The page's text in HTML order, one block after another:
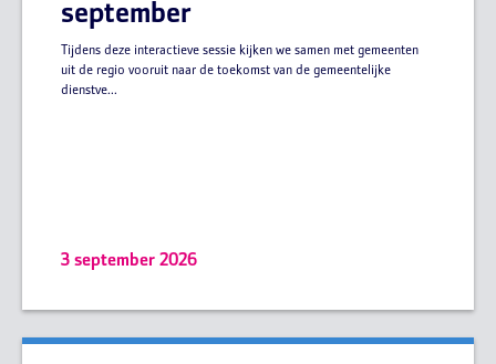
september
Tijdens deze interactieve sessie kijken we samen met gemeenten
uit de regio vooruit naar de toekomst van de gemeentelijke
dienstve...
3 september 2026